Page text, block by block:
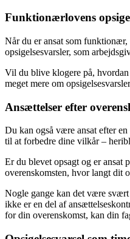
Funktionærlovens
Når du er ansat som
opsigelsesvarsler, som
Vil du blive klogere på,
meget mere om
Ansættelser efter
Du kan også være ansat efter
til at forbedre dine vilkår –
Er du blevet opsagt og er ansat
overenskomsten, hvor langt dit
Nogle gange kan det være
ikke er en del af
for din overenskomst, kan din